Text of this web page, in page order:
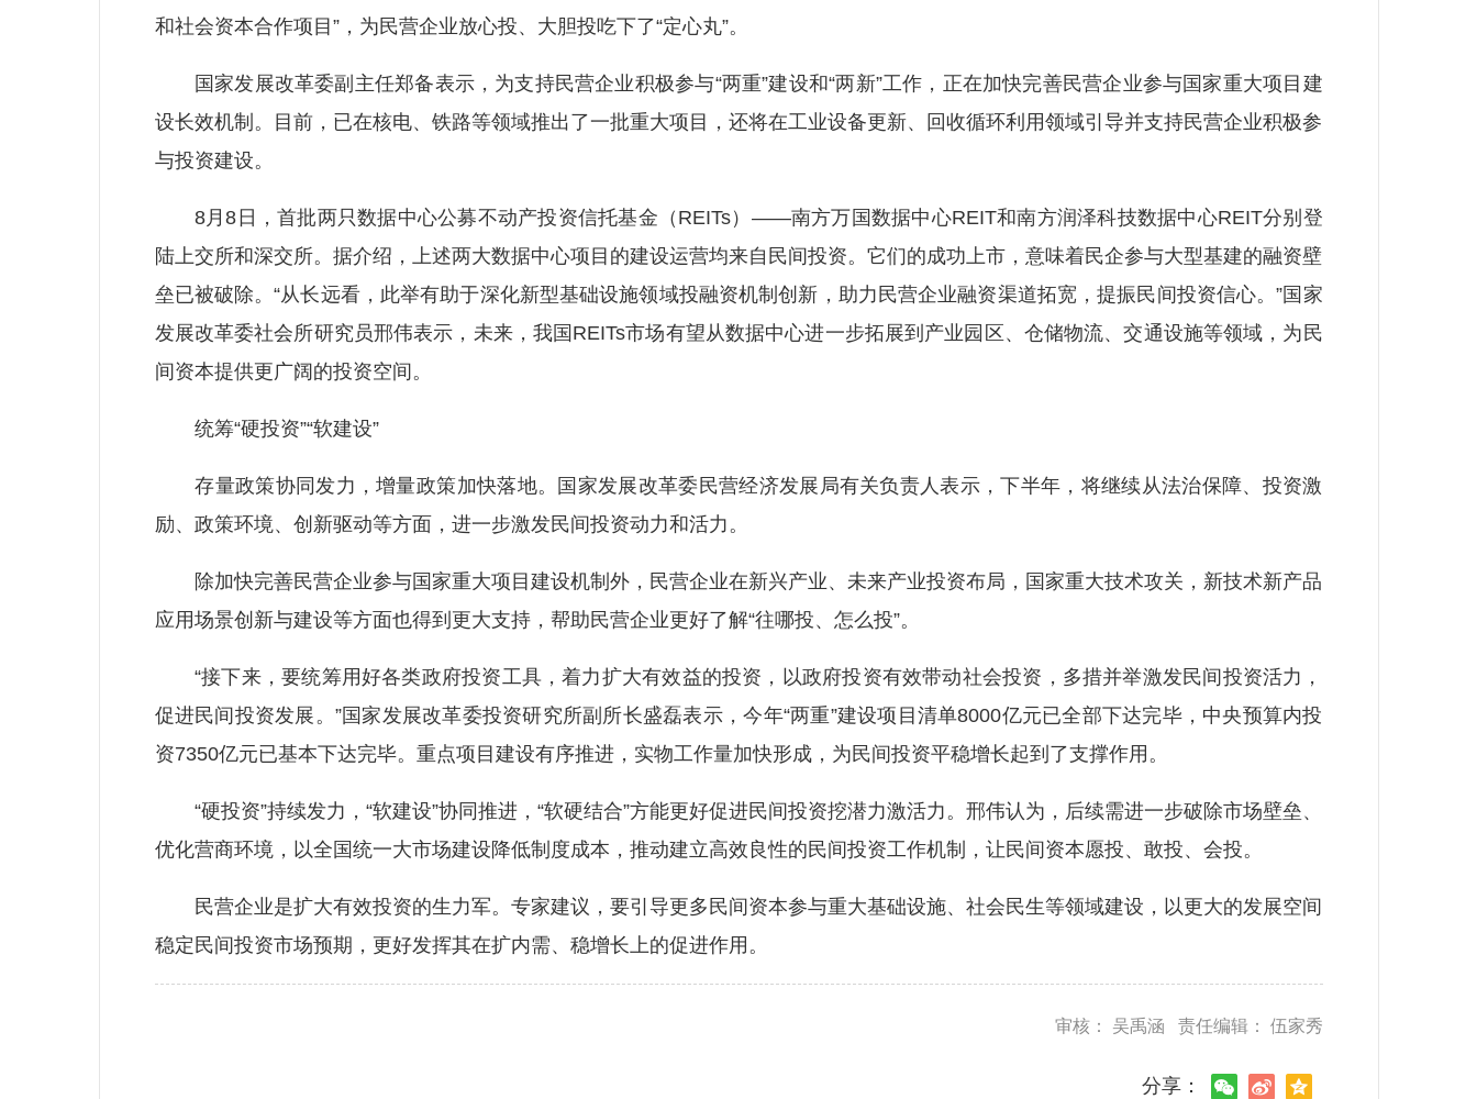
和社会资本合作项目”，为民营企业放心投、大胆投吃下了“定心丸”。
国家发展改革委副主任郑备表示，为支持民营企业积极参与“两重”建设和“两新”工作，正在加快完善民营企业参与国家重大项目建
设长效机制。目前，已在核电、铁路等领域推出了一批重大项目，还将在工业设备更新、回收循环利用领域引导并支持民营企业积极参
与投资建设。
8月8日，首批两只数据中心公募不动产投资信托基金（REITs）——南方万国数据中心REIT和南方润泽科技数据中心REIT分别登
陆上交所和深交所。据介绍，上述两大数据中心项目的建设运营均来自民间投资。它们的成功上市，意味着民企参与大型基建的融资壁
垒已被破除。“从长远看，此举有助于深化新型基础设施领域投融资机制创新，助力民营企业融资渠道拓宽，提振民间投资信心。”国家
发展改革委社会所研究员邢伟表示，未来，我国REITs市场有望从数据中心进一步拓展到产业园区、仓储物流、交通设施等领域，为民
间资本提供更广阔的投资空间。
统筹“硬投资”“软建设”
存量政策协同发力，增量政策加快落地。国家发展改革委民营经济发展局有关负责人表示，下半年，将继续从法治保障、投资激
励、政策环境、创新驱动等方面，进一步激发民间投资动力和活力。
除加快完善民营企业参与国家重大项目建设机制外，民营企业在新兴产业、未来产业投资布局，国家重大技术攻关，新技术新产品
应用场景创新与建设等方面也得到更大支持，帮助民营企业更好了解“往哪投、怎么投”。
“接下来，要统筹用好各类政府投资工具，着力扩大有效益的投资，以政府投资有效带动社会投资，多措并举激发民间投资活力，
促进民间投资发展。”国家发展改革委投资研究所副所长盛磊表示，今年“两重”建设项目清单8000亿元已全部下达完毕，中央预算内投
资7350亿元已基本下达完毕。重点项目建设有序推进，实物工作量加快形成，为民间投资平稳增长起到了支撑作用。
“硬投资”持续发力，“软建设”协同推进，“软硬结合”方能更好促进民间投资挖潜力激活力。邢伟认为，后续需进一步破除市场壁垒、
优化营商环境，以全国统一大市场建设降低制度成本，推动建立高效良性的民间投资工作机制，让民间资本愿投、敢投、会投。
民营企业是扩大有效投资的生力军。专家建议，要引导更多民间资本参与重大基础设施、社会民生等领域建设，以更大的发展空间
稳定民间投资市场预期，更好发挥其在扩内需、稳增长上的促进作用。
审核： 吴禹涵 责任编辑： 伍家秀
分享：